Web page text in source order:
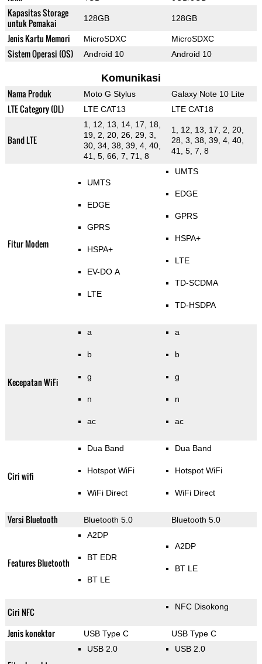
Kapasitas Storage
untuk Pemakai
128GB 128GB
Jenis Kartu Memori MicroSDXC MicroSDXC
Sistem Operasi (OS) Android 10 Android 10
Komunikasi
Nama Produk Moto G Stylus Galaxy Note 10 Lite
LTE Category (DL) LTE CAT13 LTE CAT18
Band LTE
1, 12, 13, 14, 17, 18,
19, 2, 20, 26, 29, 3,
30, 34, 38, 39, 4, 40,
41, 5, 66, 7, 71, 8
1, 12, 13, 17, 2, 20,
28, 3, 38, 39, 4, 40,
41, 5, 7, 8
Fitur Modem
UMTS
EDGE
GPRS
HSPA+
EV-DO A
LTE
UMTS
EDGE
GPRS
HSPA+
LTE
TD-SCDMA
TD-HSDPA
Kecepatan WiFi
a
b
g
n
ac
a
b
g
n
ac
Ciri wifi
Dua Band
Hotspot WiFi
WiFi Direct
Dua Band
Hotspot WiFi
WiFi Direct
Versi Bluetooth Bluetooth 5.0 Bluetooth 5.0
Features Bluetooth
A2DP
BT EDR
BT LE
A2DP
BT LE
Ciri NFC NFC Disokong
Jenis konektor USB Type C USB Type C
USB 2.0 USB 2.0